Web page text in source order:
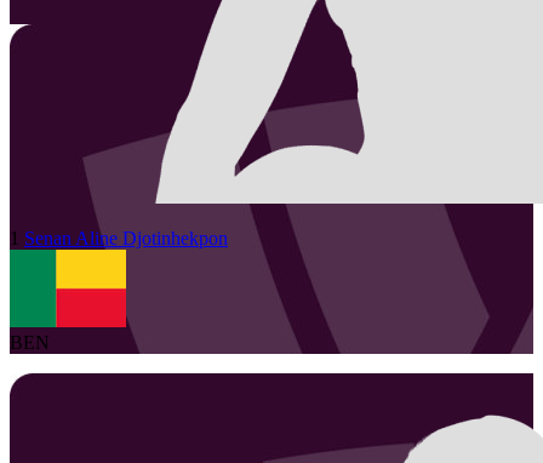
1 Senan Aline Djotinhekpon
BEN